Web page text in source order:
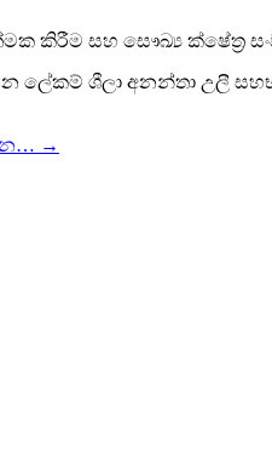
කිරීම සහ සෞඛ්‍ය ක්ෂේත්‍ර
ලේකම් ශීලා අනන්තා උලී
→